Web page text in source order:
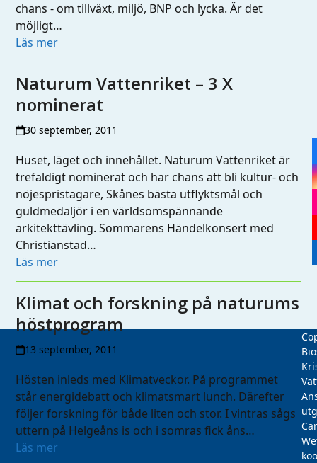
chans - om tillväxt, miljö, BNP och lycka. Är det
möjligt…
Läs mer
Naturum Vattenriket – 3 X
nominerat
30 september, 2011
Huset, läget och innehållet. Naturum Vattenriket är
trefaldigt nominerat och har chans att bli kultur- och
nöjespristagare, Skånes bästa utflyktsmål och
guldmedaljör i en världsomspännande
arkitekttävling. Sommarens Händelkonsert med
Christianstad…
Läs mer
Klimat och forskning på naturums
höstprogram
13 september, 2011
Hösten inleds med Klimatveckor. På programmet
står energidebatt och klimatsmart lunch. Därefter
följer forskning för både liten och stor. I vintras sågs
uttern på Helgeåns is och i somras fick åns…
Läs mer